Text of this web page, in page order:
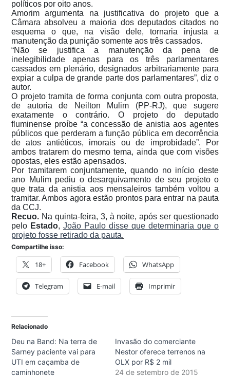
políticos por oito anos.
Amorim argumenta na justificativa do projeto que a
Câmara absolveu a maioria dos deputados citados no
esquema o que, na visão dele, tornaria injusta a
manutenção da punição somente aos três cassados.
“Não se justifica a manutenção da pena de
inelegibilidade apenas para os três parlamentares
cassados em plenário, designados arbitrariamente para
expiar a culpa de grande parte dos parlamentares”, diz o
autor.
O projeto tramita de forma conjunta com outra proposta,
de autoria de Neilton Mulim (PP-RJ), que sugere
exatamente o contrário. O projeto do deputado
fluminense proíbe “a concessão de anistia aos agentes
públicos que perderam a função pública em decorrência
de atos antiéticos, imorais ou de improbidade”. Por
ambos tratarem do mesmo tema, ainda que com visões
opostas, eles estão apensados.
Por tramitarem conjuntamente, quando no início deste
ano Mulim pediu o desarquivamento de seu projeto o
que trata da anistia aos mensaleiros também voltou a
tramitar. Ambos agora estão prontos para entrar na pauta
da CCJ.
Recuo. Na quinta-feira, 3, à noite, após ser questionado
pelo Estado, João Paulo disse que determinaria que o
projeto fosse retirado da pauta.
Compartilhe isso:
18+ Facebook WhatsApp
Telegram E-mail Imprimir
Relacionado
Deu na Band: Na terra de
Sarney paciente vai para
UTI em caçamba de
caminhonete
Invasão do comerciante
Nestor oferece terrenos na
OLX por R$ 2 mil
24 de setembro de 2015